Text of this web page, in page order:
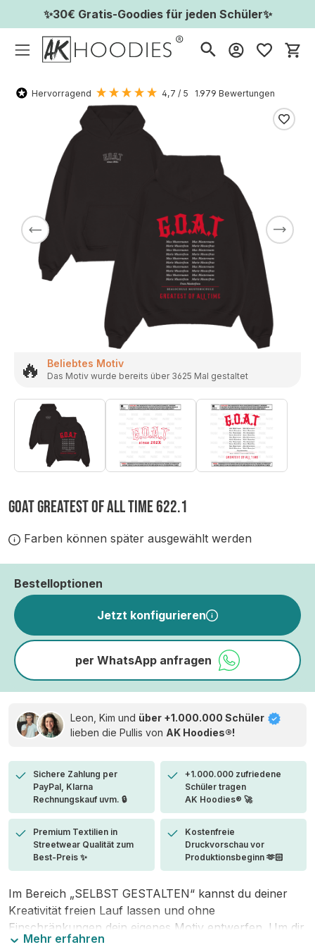
✨30€ Gratis-Goodies für jeden Schüler✨
Hervorragend 4,7 / 5 1.979 Bewertungen
🔥 Beliebtes Motiv
Das Motiv wurde bereits über 3625 Mal gestaltet
GOAT GREATEST OF ALL TIME 622.1
Farben können später ausgewählt werden
Bestelloptionen
Jetzt konfigurieren
per WhatsApp anfragen
Leon, Kim und über +1.000.000 Schüler
lieben die Pullis von AK Hoodies®!
Sichere Zahlung per
PayPal, Klarna
Rechnungskauf uvm. 🔒
+1.000.000 zufriedene
Schüler tragen
AK Hoodies® 🚀
Premium Textilien in
Streetwear Qualität zum
Best-Preis ✨
Kostenfreie
Druckvorschau vor
Produktionsbeginn 🫶🏻
Im Bereich „SELBST GESTALTEN“ kannst du deiner
Kreativität freien Lauf lassen und ohne
Einschränkungen dein eigenes Motiv entwerfen. Um dir
Mehr erfahren